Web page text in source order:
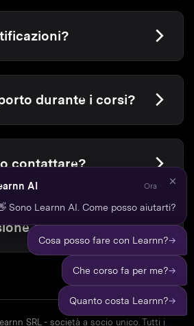
durante i corsi?
contattare?
di Learnn?
SRL - società a socio unico. Tutti i
AI Ora
Sono Learnn AI. Come posso aiutarti?
Cosa posso fare con Learnn?→
Che corso fa per me?→
Quanto costa Learnn?→